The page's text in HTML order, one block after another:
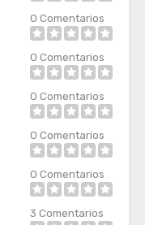
0 Comentarios
0 Comentarios
0 Comentarios
0 Comentarios
0 Comentarios
3 Comentarios